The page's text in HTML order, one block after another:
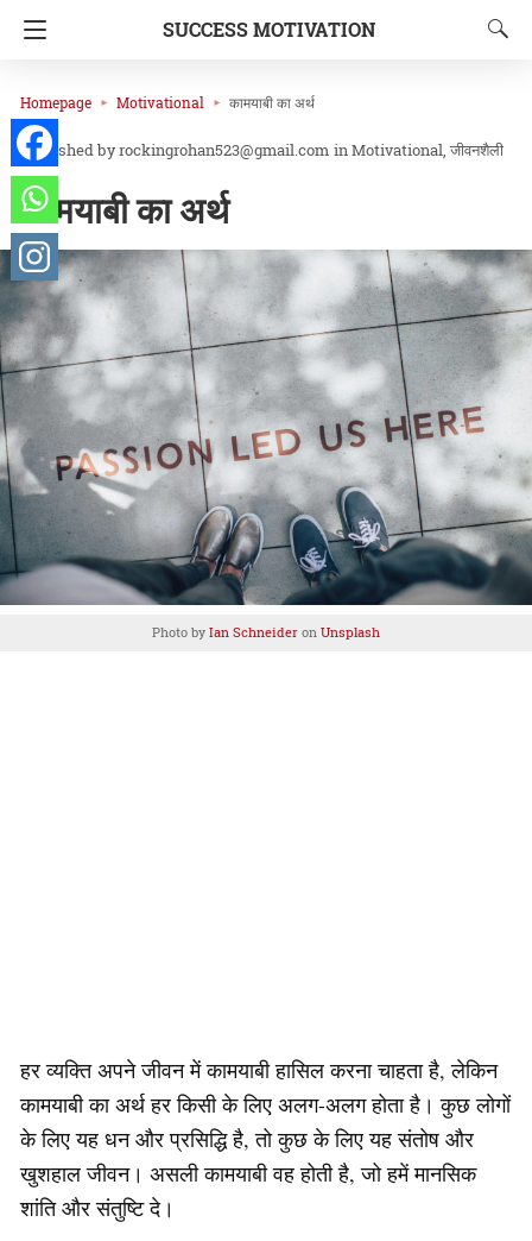
SUCCESS MOTIVATION
Homepage Motivational कामयाबी का अर्थ
rockingrohan523@gmail.com inMotivational जीवनशैली
कामयाबी का अर्थ
Photo by Ian Schneider on Unsplash
हर व्यक्ति अपने जीवन में कामयाबी हासिल करना चाहता है, लेकिन
कामयाबी का अर्थ हर किसी के लिए अलग-अलग होता है। कुछ लोगों
के लिए यह धन और प्रसिद्धि है, तो कुछ के लिए यह संतोष और
खुशहाल जीवन। असली कामयाबी वह होती है, जो हमें मानसिक
शांति और संतुष्टि दे।